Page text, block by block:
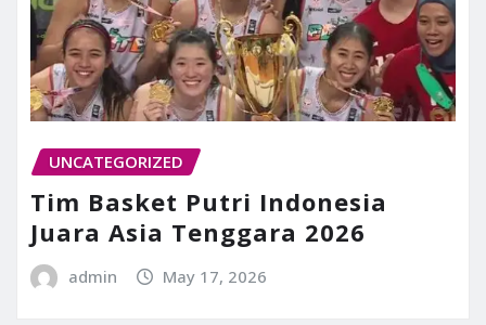
UNCATEGORIZED
Tim Basket Putri Indonesia
Juara Asia Tenggara 2026
admin May 17, 2026